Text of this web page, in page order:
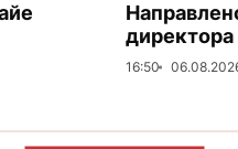
директора
16:50